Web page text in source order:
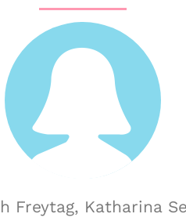
Freytag, Katharina